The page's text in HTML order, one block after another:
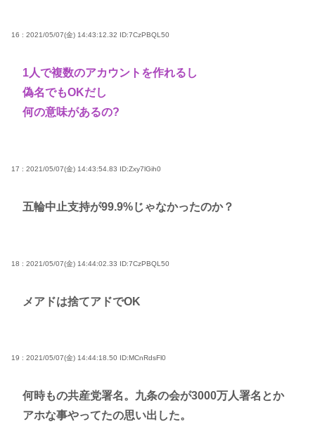
16 : 2021/05/07(金) 14:43:12.32 ID:7CzPBQL50
1人で複数のアカウントを作れるし
偽名でもOKだし
何の意味があるの?
17 : 2021/05/07(金) 14:43:54.83 ID:Zxy7lGih0
五輪中止支持が99.9%じゃなかったのか？
18 : 2021/05/07(金) 14:44:02.33 ID:7CzPBQL50
メアドは捨てアドでOK
19 : 2021/05/07(金) 14:44:18.50 ID:MCnRdsFl0
何時もの共産党署名。九条の会が3000万人署名とか
アホな事やってたの思い出した。